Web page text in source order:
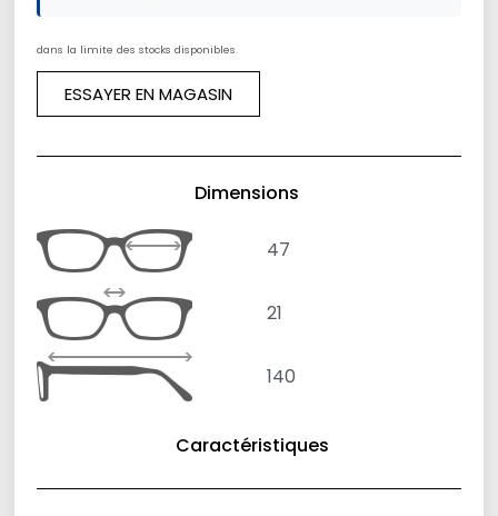
dans la limite des stocks disponibles.
ESSAYER EN MAGASIN
Dimensions
47
21
140
Caractéristiques